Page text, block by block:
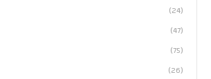
(24)
(47)
(75)
(26)